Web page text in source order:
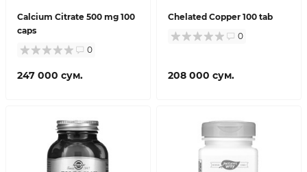
Calcium Citrate 500 mg 100
caps
0
247 000 сум.
Chelated Copper 100 tab
0
208 000 сум.